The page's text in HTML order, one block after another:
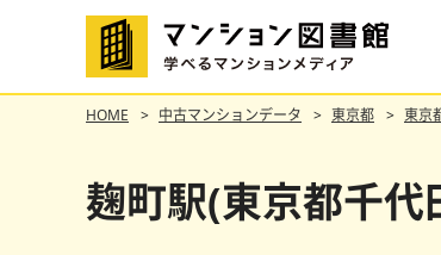
HOME 中古マンションデータ 東京都 東京
麹町駅(東京都千